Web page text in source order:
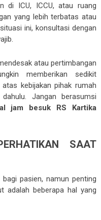
di ICU, ICCU, atau ruang
yang lebih terbatas atau
ini, konsultasi dengan
atau pertimbangan
memberikan sedikit
kebijakan pihak rumah
Jangan berasumsi
jam besuk RS Kartika
SAAT
pasien, namun penting
adalah beberapa hal yang